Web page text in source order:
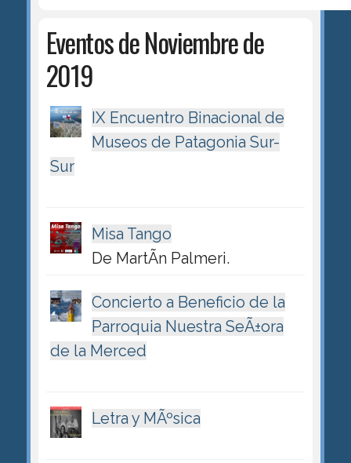
Eventos de Noviembre de
2019
IX Encuentro Binacional de
Museos de Patagonia Sur-
Sur
Misa Tango
De MartÃ­n Palmeri.
Concierto a Beneficio de la
Parroquia Nuestra SeÃ±ora
de la Merced
Letra y MÃºsica